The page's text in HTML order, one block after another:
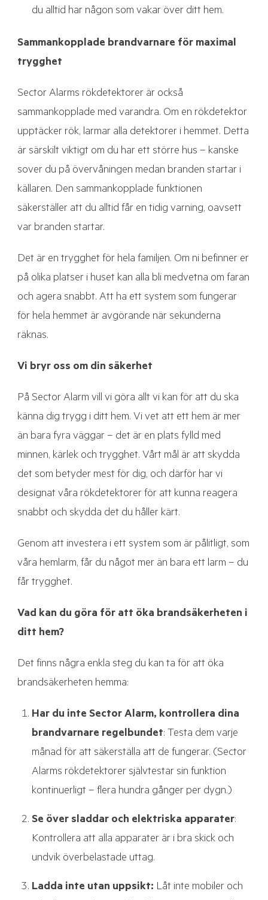
du alltid har någon som vakar över ditt hem.
Sammankopplade brandvarnare för maximal
trygghet
Sector Alarms rökdetektorer är också
sammankopplade med varandra. Om en rökdetektor
upptäcker rök, larmar alla detektorer i hemmet. Detta
är särskilt viktigt om du har ett större hus – kanske
sover du på övervåningen medan branden startar i
källaren. Den sammankopplade funktionen
säkerställer att du alltid får en tidig varning, oavsett
var branden startar.
Det är en trygghet för hela familjen. Om ni befinner er
på olika platser i huset kan alla bli medvetna om faran
och agera snabbt. Att ha ett system som fungerar
för hela hemmet är avgörande när sekunderna
räknas.
Vi bryr oss om din säkerhet
På Sector Alarm vill vi göra allt vi kan för att du ska
känna dig trygg i ditt hem. Vi vet att ett hem är mer
än bara fyra väggar – det är en plats fylld med
minnen, kärlek och trygghet. Vårt mål är att skydda
det som betyder mest för dig, och därför har vi
designat våra rökdetektorer för att kunna reagera
snabbt och skydda det du håller kärt.
Genom att investera i ett system som är pålitligt, som
våra hemlarm, får du något mer än bara ett larm – du
får trygghet.
Vad kan du göra för att öka brandsäkerheten i
ditt hem?
Det finns några enkla steg du kan ta för att öka
brandsäkerheten hemma:
Har du inte Sector Alarm, kontrollera dina
brandvarnare regelbundet: Testa dem varje
månad för att säkerställa att de fungerar. (Sector
Alarms rökdetektorer självtestar sin funktion
kontinuerligt – flera hundra gånger per dygn.)
Se över sladdar och elektriska apparater:
Kontrollera att alla apparater är i bra skick och
undvik överbelastade uttag.
Ladda inte utan uppsikt: Låt inte mobiler och